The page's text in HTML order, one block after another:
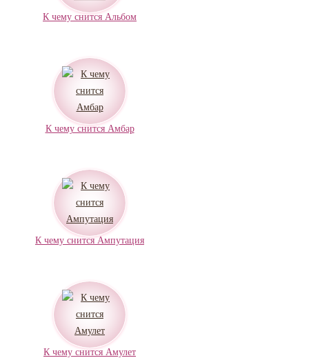
К чему снится Альбом
К чему снится Амбар
К чему снится Ампутация
К чему снится Амулет